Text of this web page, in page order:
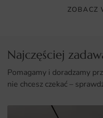
ZOBACZ
Najczęściej
Pomagamy i doradzamy
nie chcesz czekać –